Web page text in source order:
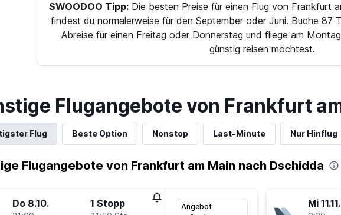
SWOODOO Tipp:Die besten Preise für einen Flug von Frankfurt
findest du normalerweise für den September oder Juni. Buche 87
Abreise für einen Freitag oder Donnerstag und fliege am
günstig reisen möchtest.
Flugangebote von Frankfurt
Flug Beste Option Nonstop Last-Minute Nur Hinflug
Flugangebote von Frankfurt am Main nach Dschidda
Do 8.10. 1 Stopp
Angebot
Mi 11.11.